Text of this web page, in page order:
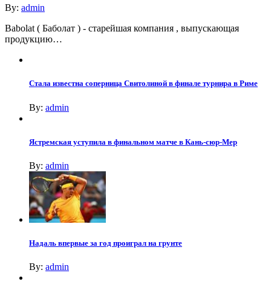
By: admin
Babolat ( Баболат ) - старейшая компания , выпускающая
продукцию…
Стала известна соперница Свитолиной в финале турнира в Риме
By: admin
Ястремская уступила в финальном матче в Кань-сюр-Мер
By: admin
Надаль впервые за год проиграл на грунте
By: admin